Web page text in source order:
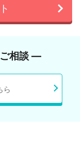
相談 ―
ら